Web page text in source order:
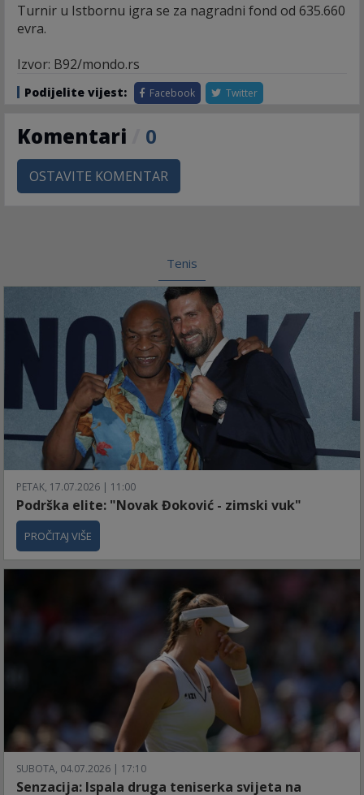
Turnir u Istbornu igra se za nagradni fond od 635.660
evra.
Izvor: B92/mondo.rs
Podijelite vijest: Facebook Twitter
Komentari 0
OSTAVITE KOMENTAR
Tenis
PETAK, 17.07.2026 | 11:00
Podrška elite: "Novak Đoković - zimski vuk"
PROČITAJ VIŠE
SUBOTA, 04.07.2026 | 17:10
Senzacija: Ispala druga teniserka svijeta na